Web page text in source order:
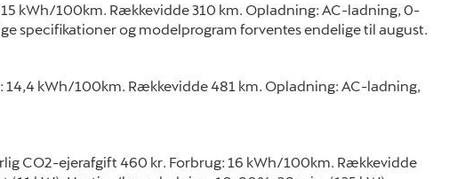
kWh/100km. Rækkevidde 310 km. Opladning: AC-ladning, 0-
specifikationer og modelprogram forventes endelige til august.
14,4 kWh/100km. Rækkevidde 481 km. Opladning: AC-ladning,
CO2-ejerafgift 460 kr. Forbrug: 16 kWh/100km. Rækkevidde